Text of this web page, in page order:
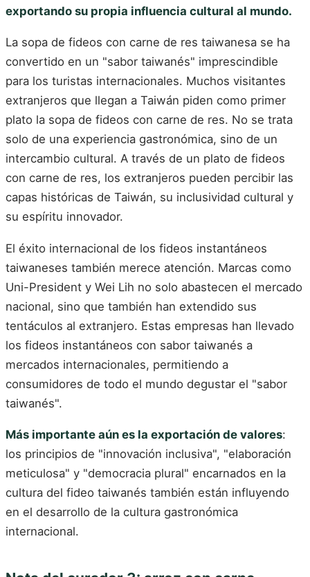
exportando su propia influencia cultural al mundo.
La sopa de fideos con carne de res taiwanesa se ha
convertido en un "sabor taiwanés" imprescindible
para los turistas internacionales. Muchos visitantes
extranjeros que llegan a Taiwán piden como primer
plato la sopa de fideos con carne de res. No se trata
solo de una experiencia gastronómica, sino de un
intercambio cultural. A través de un plato de fideos
con carne de res, los extranjeros pueden percibir las
capas históricas de Taiwán, su inclusividad cultural y
su espíritu innovador.
El éxito internacional de los fideos instantáneos
taiwaneses también merece atención. Marcas como
Uni-President y Wei Lih no solo abastecen el mercado
nacional, sino que también han extendido sus
tentáculos al extranjero. Estas empresas han llevado
los fideos instantáneos con sabor taiwanés a
mercados internacionales, permitiendo a
consumidores de todo el mundo degustar el "sabor
taiwanés".
Más importante aún es la exportación de valores:
los principios de "innovación inclusiva", "elaboración
meticulosa" y "democracia plural" encarnados en la
cultura del fideo taiwanés también están influyendo
en el desarrollo de la cultura gastronómica
internacional.